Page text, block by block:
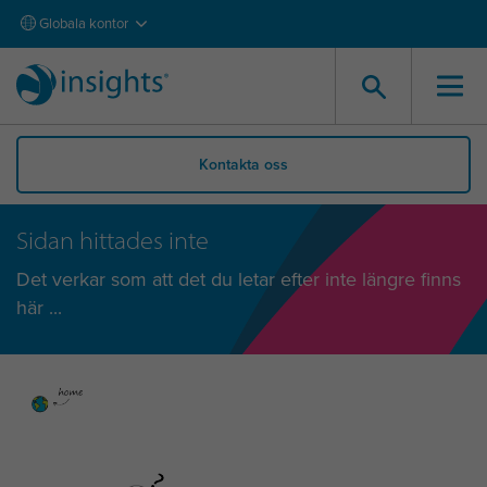
Globala kontor
Kontakta oss
Sidan hittades inte
Det verkar som att det du letar efter inte längre finns
här ...